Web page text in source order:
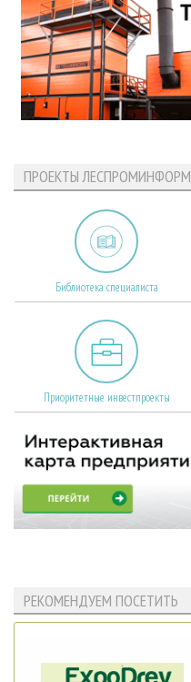
ПРОЕКТЫ ЛЕСПРОМИНФОРМ
Библиотека специалиста
Приоритетные инвестпроекты
РЕКОМЕНДУЕМ ПОСЕТИТЬ